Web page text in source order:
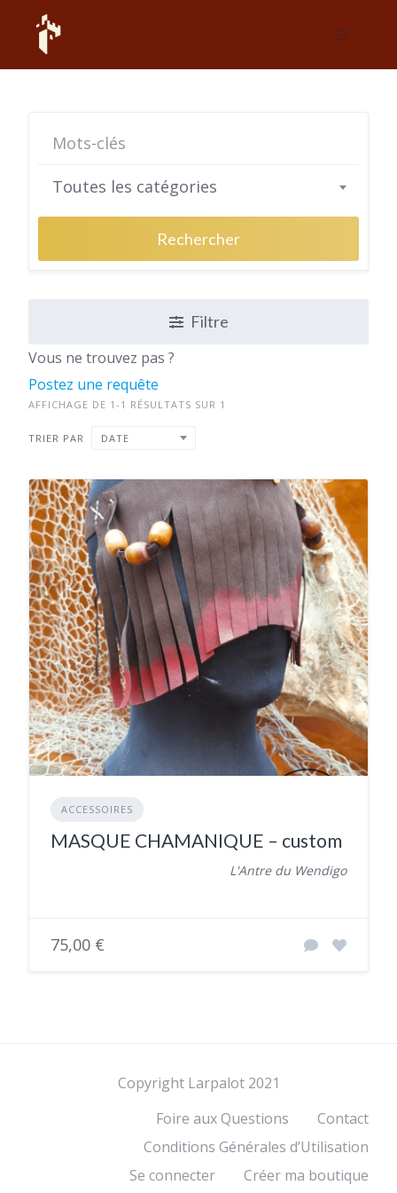
content
Toutes les catégories
Rechercher
Filtre
Vous ne trouvez pas ?
Postez une requête
AFFICHAGE DE 1-1 RÉSULTATS SUR 1
TRIER PAR DATE
ACCESSOIRES
MASQUE CHAMANIQUE – custom
L'Antre du Wendigo
75,00 €
Copyright Larpalot 2021
Foire aux Questions
Contact
Conditions Générales d’Utilisation
Se connecter
Créer ma boutique